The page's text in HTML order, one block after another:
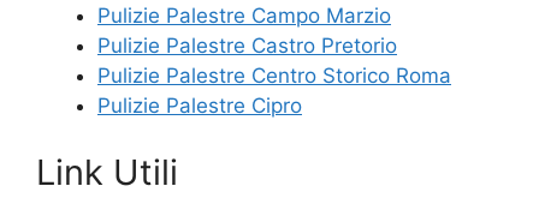
Pulizie Palestre Campo Marzio
Pulizie Palestre Castro Pretorio
Pulizie Palestre Centro Storico Roma
Pulizie Palestre Cipro
Link Utili